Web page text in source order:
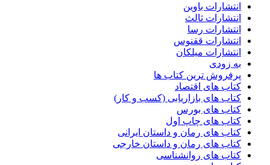
انتشارات باوین
انتشارات ثالث
انتشارات رسا
انتشارات ققنوس
انتشارات میلکان
به زودی
پرفروش ترین کتاب ها
کتاب های اقتصاد
کتاب های بازاریابی (کسب و کار)
کتاب های بورس
کتاب های چاپ اول
کتاب های رمان و داستان ایرانی
کتاب های رمان و داستان خارجی
کتاب های روانشناسی